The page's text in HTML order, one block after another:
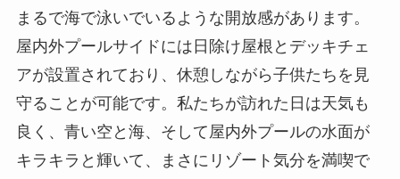
まるで海で泳いでいるような開放感があります。
屋内外プールサイドには日除け屋根とデッキチェ
アが設置されており、休憩しながら子供たちを見
守ることが可能です。私たちが訪れた日は天気も
良く、青い空と海、そして屋内外プールの水面が
キラキラと輝いて、まさにリゾート気分を満喫で